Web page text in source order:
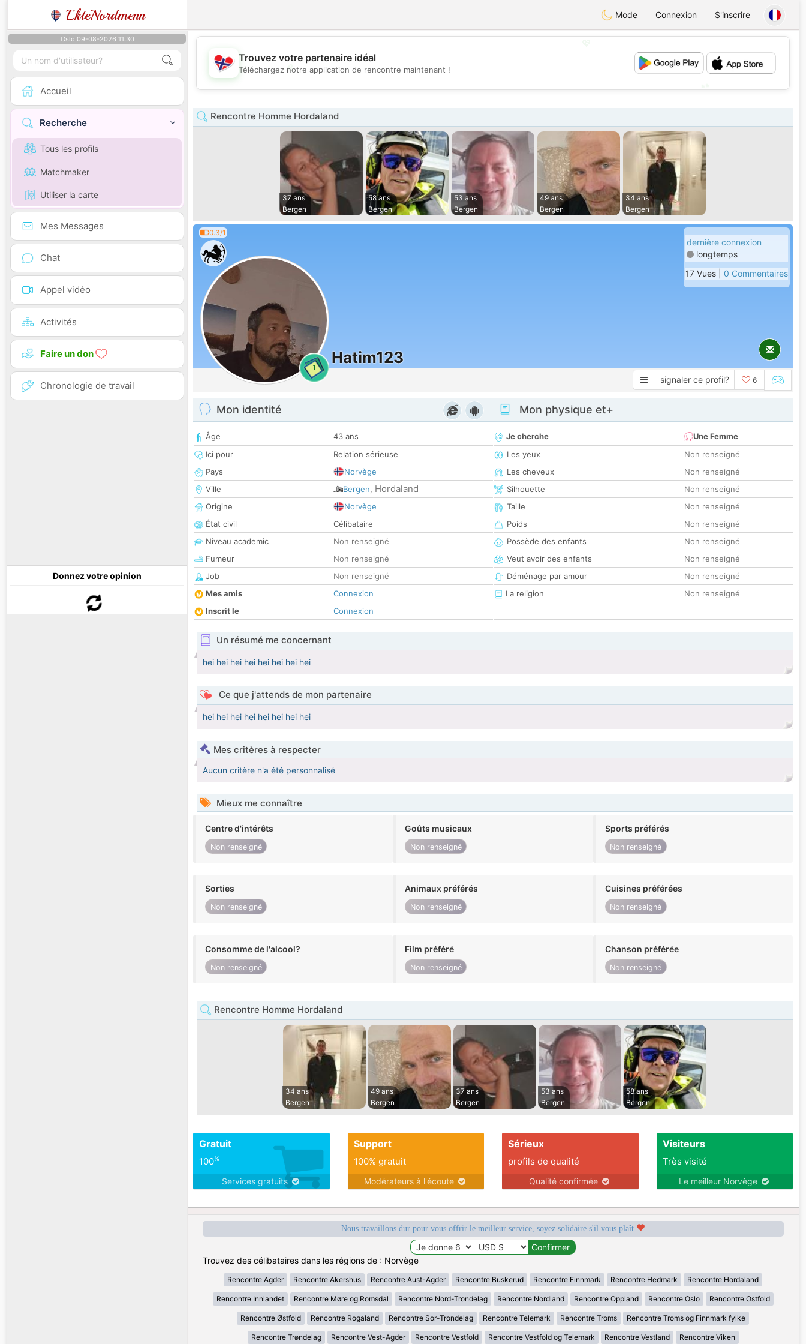
EkteNordmenn Mode Connexion S'inscrire
Oslo 09-08-2026 11:30
Accueil
Recherche
Tous les profils
Matchmaker
Utiliser la carte
Mes Messages
Chat
Appel vidéo
Activités
Faire un don
Chronologie de travail
Donnez votre opinion
💖
💕
Trouvez votre partenaire idéal
Téléchargez notre application de rencontre maintenant !
Rencontre Homme Hordaland
37 ans
Bergen
58 ans
Bergen
53 ans
Bergen
49 ans
Bergen
34 ans
Bergen
0.3/1
1
Hatim123
dernière connexion
longtemps
17 Vues | 0 Commentaires
signaler ce profil? 6
Mon identité
Âge
43 ans
Ici pour
Relation sérieuse
Pays
Norvège
Ville
Bergen, Hordaland
Origine
Norvège
État civil
Célibataire
Niveau academic
Non renseigné
Fumeur
Non renseigné
Job
Non renseigné
Mes amis
Connexion
Inscrit le
Connexion
Mon physique et+
Je cherche
Une Femme
Les yeux
Non renseigné
Les cheveux
Non renseigné
Silhouette
Non renseigné
Taille
Non renseigné
Poids
Non renseigné
Possède des enfants
Non renseigné
Veut avoir des enfants
Non renseigné
Déménage par amour
Non renseigné
La religion
Non renseigné
Un résumé me concernant
hei hei hei hei hei hei hei hei
Ce que j'attends de mon partenaire
hei hei hei hei hei hei hei hei
Mes critères à respecter
Aucun critère n'a été personnalisé
Mieux me connaître
Centre d'intérêts
Non renseigné
Goûts musicaux
Non renseigné
Sports préférés
Non renseigné
Sorties
Non renseigné
Animaux préférés
Non renseigné
Cuisines préférées
Non renseigné
Consomme de l'alcool?
Non renseigné
Film préféré
Non renseigné
Chanson préférée
Non renseigné
Rencontre Homme Hordaland
34 ans
Bergen
49 ans
Bergen
37 ans
Bergen
53 ans
Bergen
58 ans
Bergen
Gratuit
100%
Services gratuits
Support
100% gratuit
Modérateurs à l'écoute
Sérieux
profils de qualité
Qualité confirmée
Visiteurs
Très visité
Le meilleur Norvège
Nous travaillons dur pour vous offrir le meilleur service, soyez solidaire s'il vous plaît
Trouvez des célibataires dans les régions de : Norvège
Rencontre Agder Rencontre Akershus Rencontre Aust-Agder Rencontre Buskerud Rencontre Finnmark Rencontre Hedmark Rencontre Hordaland
Rencontre Innlandet Rencontre Møre og Romsdal Rencontre Nord-Trondelag Rencontre Nordland Rencontre Oppland Rencontre Oslo Rencontre Ostfold
Rencontre Østfold Rencontre Rogaland Rencontre Sor-Trondelag Rencontre Telemark Rencontre Troms Rencontre Troms og Finnmark fylke
Rencontre Trøndelag Rencontre Vest-Agder Rencontre Vestfold Rencontre Vestfold og Telemark Rencontre Vestland Rencontre Viken